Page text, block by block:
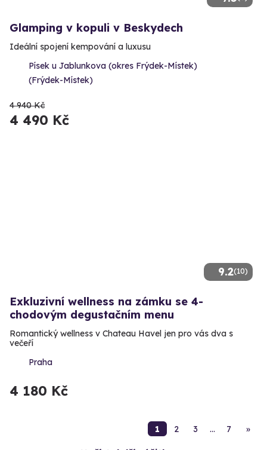
Glamping v kopuli v Beskydech
Ideální spojení kempování a luxusu
Písek u Jablunkova (okres Frýdek-Místek)
(Frýdek-Místek)
4 940 Kč
4 490 Kč
9.2(10)
Exkluzivní wellness na zámku se 4-
chodovým degustačním menu
Romantický wellness v Chateau Havel jen pro vás dva s
večeří
Praha
4 180 Kč
1 2 3 … 7 »